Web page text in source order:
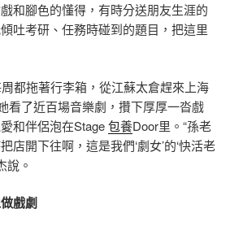
和腳色的懂得，有時分送朋友生涯的
吐考研、任務時碰到的題目，把這里
都拖著行李箱，從江蘇太倉趕來上海
看了近百場音樂劇，攢下厚厚一沓戲
和伴侶泡在Stage包養Door里。“孫老
店開下往啊，這是我們‘劇女’的‘快活老
說。
戲劇